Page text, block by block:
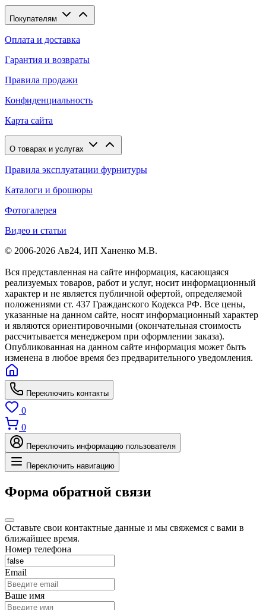
Покупателям
Оплата и доставка
Гарантия и возвраты
Правила продажи
Конфиденциальность
Карта сайта
О товарах и услугах
Правила эксплуатации фурнитуры
Каталоги и брошюры
Фотогалерея
Видео и статьи
© 2006-2026 Ав24, ИП Ханенко М.В.
Вся представленная на сайте информация, касающаяся
реализуемых товаров, работ и услуг, носит информационный
характер и не является публичной офертой, определяемой
положениями ст. 437 Гражданского Кодекса РФ. Все цены,
указанные на данном сайте, носят информационный характер
и являются ориентировочными (окончательная стоимость
рассчитывается менеджером при оформлении заказа).
Опубликованная на данном сайте информация может быть
изменена в любое время без предварительного уведомления.
Переключить контакты
0
0
Переключить информацию пользователя
Переключить навигацию
Форма обратной связи
Оставьте свои контактные данные и мы свяжемся с вами в
ближайшее время.
Номер телефона
Email
Ваше имя